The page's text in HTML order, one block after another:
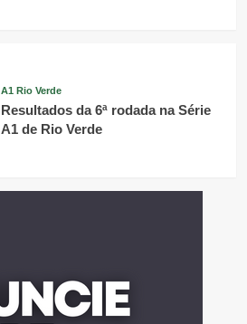
A1 Rio Verde
Resultados da 6ª rodada na Série
A1 de Rio Verde